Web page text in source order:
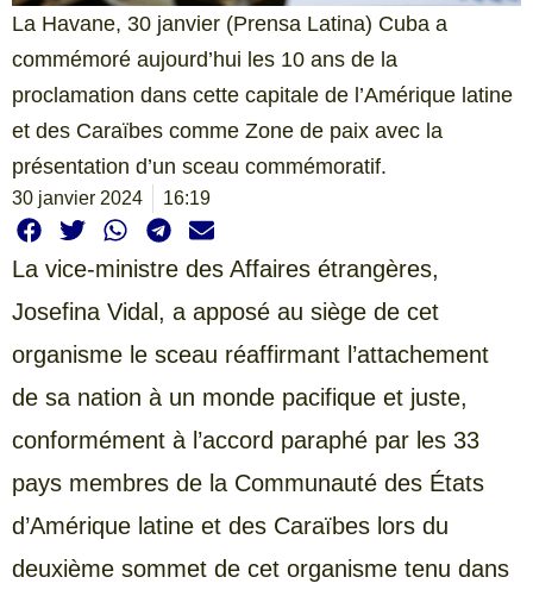
La Havane, 30 janvier (Prensa Latina) Cuba a
commémoré aujourd’hui les 10 ans de la
proclamation dans cette capitale de l’Amérique latine
et des Caraïbes comme Zone de paix avec la
présentation d’un sceau commémoratif.
30 janvier 2024 16:19
La vice-ministre des Affaires étrangères,
Josefina Vidal, a apposé au siège de cet
organisme le sceau réaffirmant l’attachement
de sa nation à un monde pacifique et juste,
conformément à l’accord paraphé par les 33
pays membres de la Communauté des États
d’Amérique latine et des Caraïbes lors du
deuxième sommet de cet organisme tenu dans